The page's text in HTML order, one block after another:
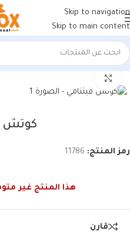
Skip to navigation
Skip to main content
الرئيسية/أحذية رجالي/كوتشات
كوتش
رمز المنتج: 11786
هذا المنتج غير
قارن